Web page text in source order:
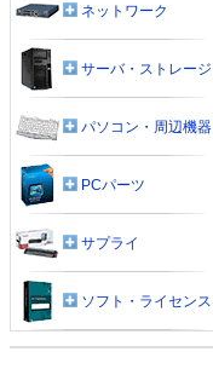
ネットワーク
サーバ・ストレージ
パソコン・周辺機器
PCパーツ
サプライ
ソフト・ライセンス